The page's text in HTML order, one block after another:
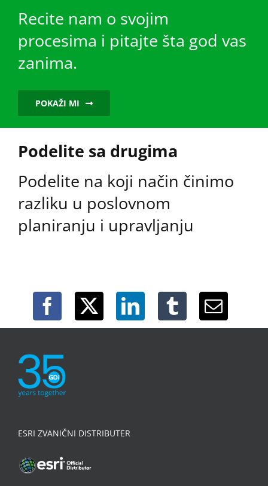
Recite nam o svojim
procesima i pitajte šta god vas
zanima.
POKAŽI MI
Podelite sa drugima
Podelite na koji način činimo
razliku u poslovnom
planiranju i upravljanju
ESRI ZVANIČNI DISTRIBUTER